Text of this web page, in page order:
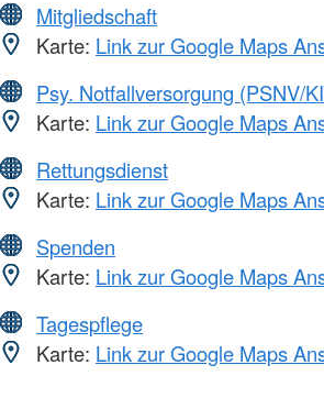
Mitgliedschaft
Karte: Link zur Google Maps
Psy. Notfallversorgung (PSNV/
Karte: Link zur Google Maps
Rettungsdienst
Karte: Link zur Google Maps
Spenden
Karte: Link zur Google Maps
Tagespflege
Karte: Link zur Google Maps